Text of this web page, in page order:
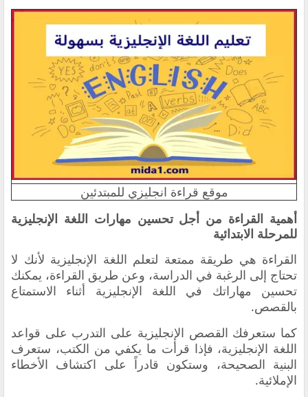
موقع قراءة انجليزي للمبتدئين
أهمية القراءة من أجل تحسين مهارات اللغة الإنجليزية
للمرحلة الابتدائية
القراءة هي طريقة ممتعة لتعلم اللغة الإنجليزية لأنك لا
تحتاج إلى الرغبة في الدراسة، وعن طريق القراءة، يمكنك
تحسين مهاراتك في اللغة الإنجليزية أثناء الاستمتاع
بالقصص.
كما ستعرفك القصص الإنجليزية على التدرب على قواعد
اللغة الإنجليزية، فإذا قرأت ما يكفي من الكتب، ستعرف
البنية الصحيحة، وستكون قادراً على اكتشاف الأخطاء
الإملائية.